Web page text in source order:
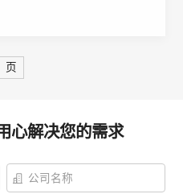
页
心解决您的需求